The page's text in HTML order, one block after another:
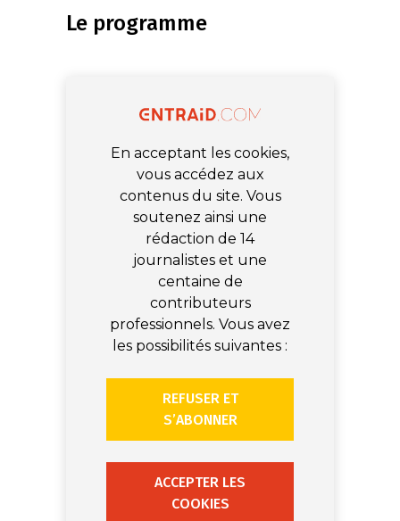
Le programme
En acceptant les cookies,
vous accédez aux
contenus du site. Vous
soutenez ainsi une
rédaction de 14
journalistes et une
centaine de
contributeurs
professionnels. Vous avez
les possibilités suivantes :
REFUSER ET
S’ABONNER
ACCEPTER LES
COOKIES